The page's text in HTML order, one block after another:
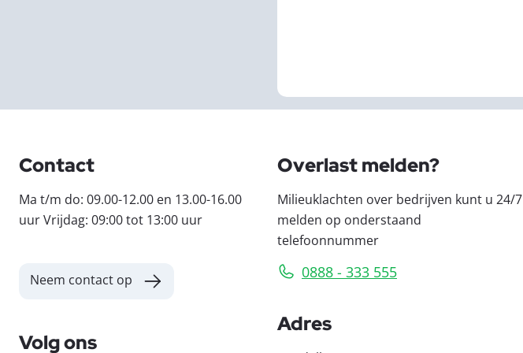
Contact
Ma t/m do: 09.00-12.00 en 13.00-16.00
uur Vrijdag: 09:00 tot 13:00 uur
Neem contact op
Volg ons
Overlast melden?
Milieuklachten over bedrijven kunt u 24/7
melden op onderstaand
telefoonnummer
0888 - 333 555
Adres